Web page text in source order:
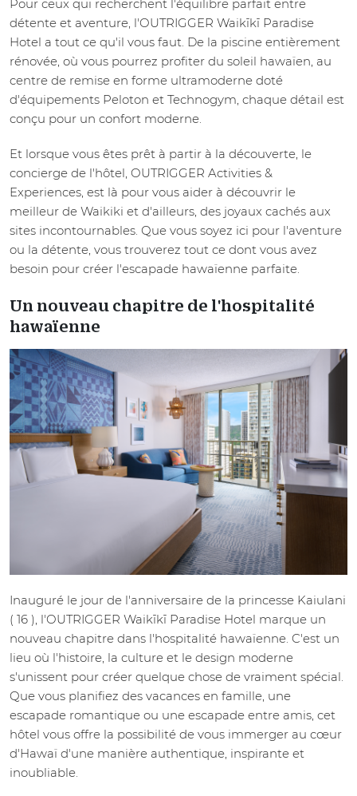
Pour ceux qui recherchent l'équilibre parfait entre
détente et aventure, l'OUTRIGGER Waikīkī Paradise
Hotel a tout ce qu'il vous faut. De la piscine entièrement
rénovée, où vous pourrez profiter du soleil hawaïen, au
centre de remise en forme ultramoderne doté
d'équipements Peloton et Technogym, chaque détail est
conçu pour un confort moderne.
Et lorsque vous êtes prêt à partir à la découverte, le
concierge de l'hôtel, OUTRIGGER Activities &
Experiences, est là pour vous aider à découvrir le
meilleur de Waikiki et d'ailleurs, des joyaux cachés aux
sites incontournables. Que vous soyez ici pour l'aventure
ou la détente, vous trouverez tout ce dont vous avez
besoin pour créer l'escapade hawaïenne parfaite.
Un nouveau chapitre de l'hospitalité
hawaïenne
Inauguré le jour de l'anniversaire de la princesse Kaiulani
( 16 ), l'OUTRIGGER Waikīkī Paradise Hotel marque un
nouveau chapitre dans l'hospitalité hawaïenne. C'est un
lieu où l'histoire, la culture et le design moderne
s'unissent pour créer quelque chose de vraiment spécial.
Que vous planifiez des vacances en famille, une
escapade romantique ou une escapade entre amis, cet
hôtel vous offre la possibilité de vous immerger au cœur
d'Hawaï d'une manière authentique, inspirante et
inoubliable.